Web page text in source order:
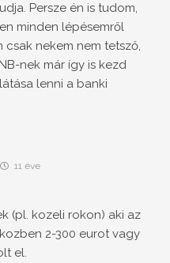
Persze én is tudom,
minden lépésemről
csak nekem nem tetsző,
nek már így is kezd
lenni a banki
11 éve
(pl. kozeli rokon) aki az
2-300 eurot vagy
el.